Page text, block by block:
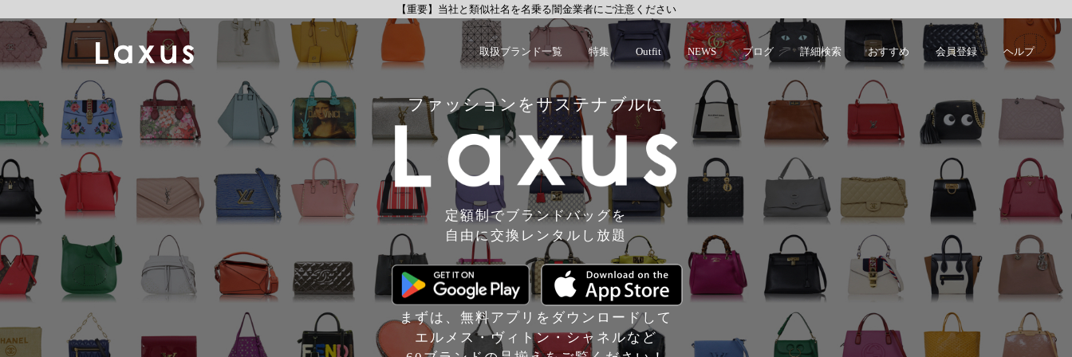
【重要】当社と類似社名を名乗る闇金業者にご注意ください
取扱ブランド一覧 特集 Outfit NEWS ブログ 詳細検索 おすすめ 会員登録 ヘルプ
ファッションをサステナブルに
定額制でブランドバッグを
自由に交換レンタルし放題
まずは、無料アプリをダウンロードして
エルメス・ヴィトン・シャネルなど